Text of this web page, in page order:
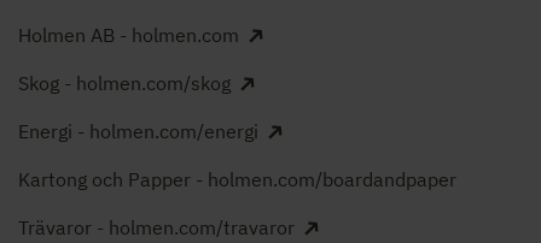
Holmen AB - holmen.com
Skog - holmen.com/skog
Energi - holmen.com/energi
Kartong och Papper - holmen.com/boardandpaper
Trävaror - holmen.com/travaror